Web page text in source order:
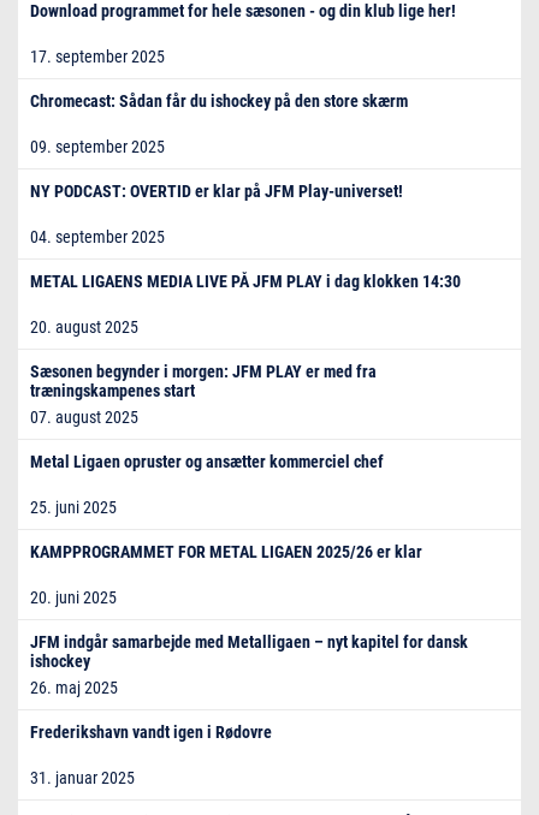
Download programmet for hele sæsonen - og din klub lige her!
17. september 2025
Chromecast: Sådan får du ishockey på den store skærm
09. september 2025
NY PODCAST: OVERTID er klar på JFM Play-universet!
04. september 2025
METAL LIGAENS MEDIA LIVE PÅ JFM PLAY i dag klokken 14:30
20. august 2025
Sæsonen begynder i morgen: JFM PLAY er med fra
træningskampenes start
07. august 2025
Metal Ligaen opruster og ansætter kommerciel chef
25. juni 2025
KAMPPROGRAMMET FOR METAL LIGAEN 2025/26 er klar
20. juni 2025
JFM indgår samarbejde med Metalligaen – nyt kapitel for dansk
ishockey
26. maj 2025
Frederikshavn vandt igen i Rødovre
31. januar 2025